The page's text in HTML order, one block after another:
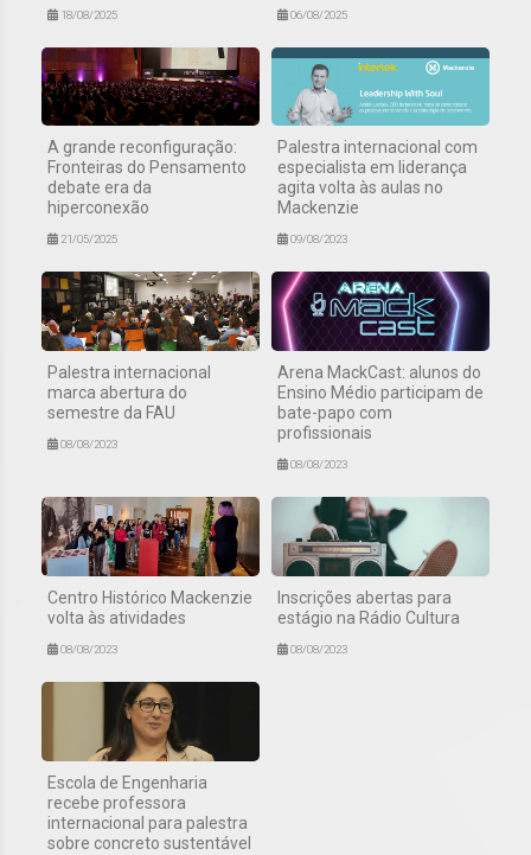
18/08/2025 06/08/2025
A grande reconfiguração:
Fronteiras do Pensamento
debate era da
hiperconexão
21/05/2025
Palestra internacional com
especialista em liderança
agita volta às aulas no
Mackenzie
09/08/2023
Palestra internacional
marca abertura do
semestre da FAU
08/08/2023
Arena MackCast: alunos do
Ensino Médio participam de
bate-papo com
profissionais
08/08/2023
Centro Histórico Mackenzie
volta às atividades
08/08/2023
Inscrições abertas para
estágio na Rádio Cultura
08/08/2023
Escola de Engenharia
recebe professora
internacional para palestra
sobre concreto sustentável